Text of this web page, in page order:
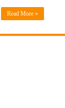
Read More »